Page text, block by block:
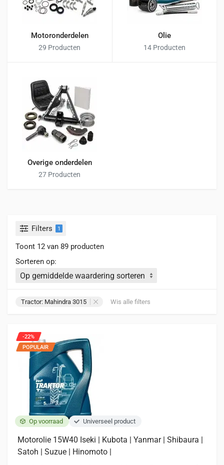
Motoronderdelen
29 Producten
Olie
14 Producten
Overige onderdelen
27 Producten
Filters 1
Toont 12 van 89 producten
Sorteren op:
Tractor: Mahindra 3015 Wis alle filters
Op voorraad Universeel product
-22%
POPULAIR
Motorolie 15W40 Iseki | Kubota | Yanmar | Shibaura |
Satoh | Suzue | Hinomoto |